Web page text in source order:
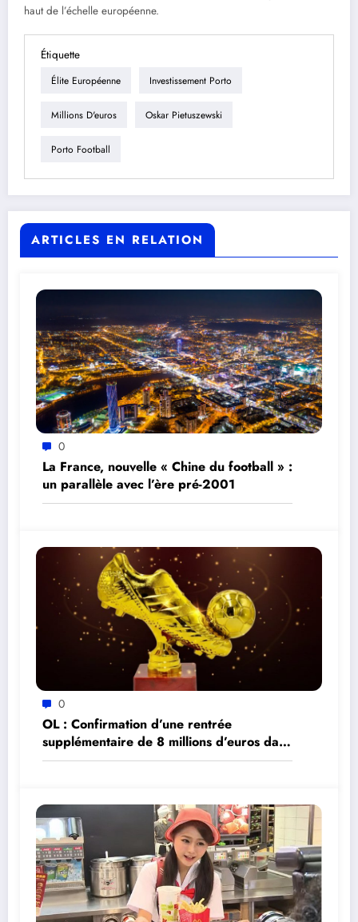
haut de l’échelle européenne.
Étiquette
Élite Européenne Investissement Porto
Millions D'euros Oskar Pietuszewski
Porto Football
ARTICLES EN RELATION
0
La France, nouvelle « Chine du football » :
un parallèle avec l’ère pré-2001
0
OL : Confirmation d’une rentrée
supplémentaire de 8 millions d’euros dans
les caisses